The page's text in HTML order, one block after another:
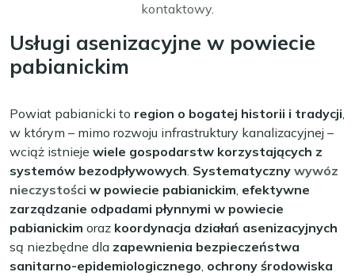
kontaktowy.
Usługi asenizacyjne w powiecie
pabianickim
Powiat pabianicki to region o bogatej historii i tradycji,
w którym – mimo rozwoju infrastruktury kanalizacyjnej –
wciąż istnieje wiele gospodarstw korzystających z
systemów bezodpływowych. Systematyczny wywóz
nieczystości w powiecie pabianickim, efektywne
zarządzanie odpadami płynnymi w powiecie
pabianickim oraz koordynacja działań asenizacyjnych
są niezbędne dla zapewnienia bezpieczeństwa
sanitarno-epidemiologicznego, ochrony środowiska